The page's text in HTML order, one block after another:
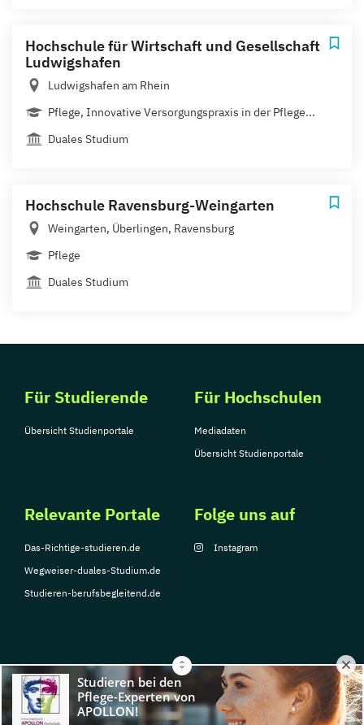
Hochschule für Wirtschaft und Gesellschaft
Ludwigshafen
Ludwigshafen am Rhein
Pflege, Innovative Versorgungspraxis in der Pflege...
Duales Studium
Hochschule Ravensburg-Weingarten
Weingarten, Überlingen, Ravensburg
Pflege
Duales Studium
Für Studierende
Übersicht Studienportale
Für Hochschulen
Mediadaten
Übersicht Studienportale
Relevante Portale
Das-Richtige-studieren.de
Wegweiser-duales-Studium.de
Studieren-berufsbegleitend.de
Folge uns auf
Instagram
© Copyright 2026, TarGroup Media GmbH
Impressum
Datenschutzerklärung Nutzungsbedingungen